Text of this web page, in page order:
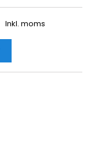
Inkl. moms